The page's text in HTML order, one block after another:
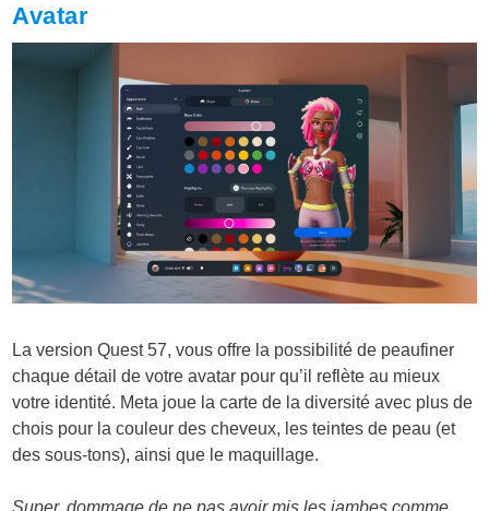
Avatar
La version Quest 57, vous offre la possibilité de peaufiner
chaque détail de votre avatar pour qu’il reflète au mieux
votre identité. Meta joue la carte de la diversité avec plus de
chois pour la couleur des cheveux, les teintes de peau (et
des sous-tons), ainsi que le maquillage.
Super, dommage de ne pas avoir mis les jambes comme